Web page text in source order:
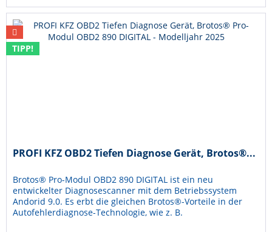
TIPP!
PROFI KFZ OBD2 Tiefen Diagnose Gerät, Brotos®...
Brotos® Pro-Modul OBD2 890 DIGITAL ist ein neu
entwickelter Diagnosescanner mit dem Betriebssystem
Andorid 9.0. Es erbt die gleichen Brotos®-Vorteile in der
Autofehlerdiagnose-Technologie, wie z. B.